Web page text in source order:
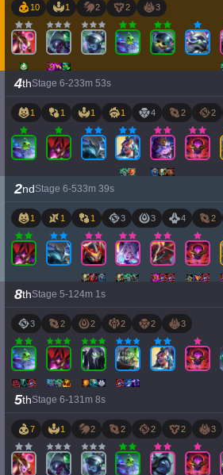
10 1 2 2 3
4thStage 6-233m 53s
1 1 1 1 4 2 2
2ndStage 6-533m 39s
1 1 1 3 3 4 2
8thStage 5-124m 1s
3 2 2 2 2 3
5thStage 6-131m 8s
7 1 2 2 2 2 3